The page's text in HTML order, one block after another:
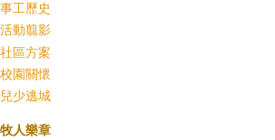
事工歷史
活動翦影
社區方案
校園關懷
兒少逃城
牧人樂章